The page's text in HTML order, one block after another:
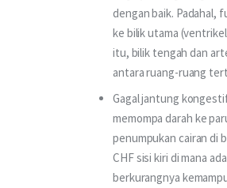
dengan baik. Padahal,
ke bilik utama
itu, bilik tengah dan
antara ruang-ruang
Gagal jantung
memompa darah ke
penumpukan cairan di
CHF sisi kiri di mana
berkurangnya